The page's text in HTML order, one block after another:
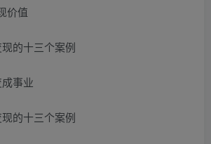
价值
的十三个案例
事业
的十三个案例